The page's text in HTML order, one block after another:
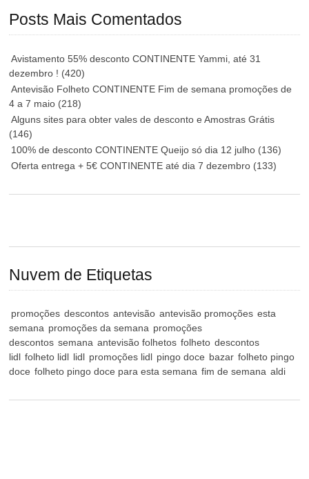
Posts Mais Comentados
Avistamento 55% desconto CONTINENTE Yammi, até 31
dezembro ! (420)
Antevisão Folheto CONTINENTE Fim de semana promoções de
4 a 7 maio (218)
Alguns sites para obter vales de desconto e Amostras Grátis
(146)
100% de desconto CONTINENTE Queijo só dia 12 julho (136)
Oferta entrega + 5€ CONTINENTE até dia 7 dezembro (133)
Nuvem de Etiquetas
promoções descontos antevisão antevisão promoções esta
semana promoções da semana promoções
descontos semana antevisão folhetos folheto descontos
lidl folheto lidl lidl promoções lidl pingo doce bazar folheto pingo
doce folheto pingo doce para esta semana fim de semana aldi